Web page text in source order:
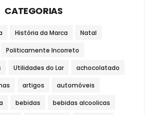
CATEGORIAS
História da Marca Natal
Politicamente Incorreto
Utilidades do Lar achocolatado
artigos automóveis
bebidas bebidas alcoolicas